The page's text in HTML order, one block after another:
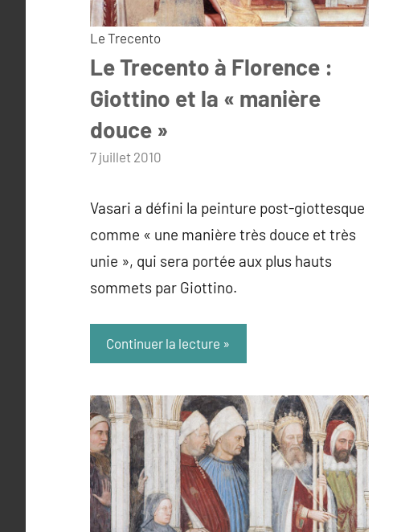
Le Trecento
Le Trecento à Florence :
Giottino et la « manière
douce »
par
7 juillet 2010
Vasari a défini la peinture post-giottesque
comme « une manière très douce et très
unie », qui sera portée aux plus hauts
sommets par Giottino.
Continuer la lecture